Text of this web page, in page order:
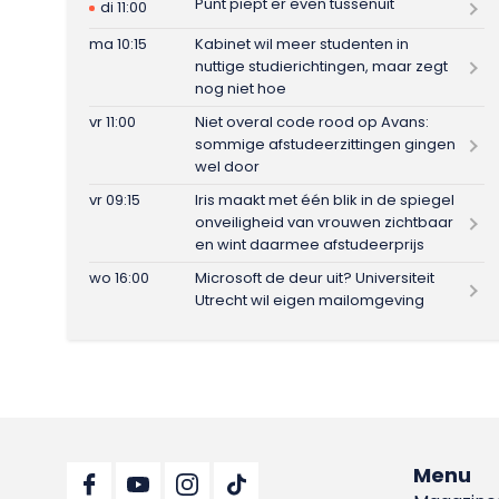
di 11:00
ma 10:15
Kabinet wil meer studenten in
nuttige studierichtingen, maar zegt
nog niet hoe
vr 11:00
Niet overal code rood op Avans:
sommige afstudeerzittingen gingen
wel door
vr 09:15
Iris maakt met één blik in de spiegel
onveiligheid van vrouwen zichtbaar
en wint daarmee afstudeerprijs
wo 16:00
Microsoft de deur uit? Universiteit
Utrecht wil eigen mailomgeving
Menu